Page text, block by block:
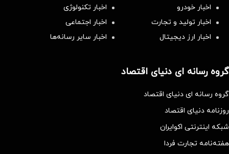
اخبار خودرو
اخبار تکنولوژی
اخبار تولید و تجارت
اخبار اجتماعی
اخبار ارز دیجیتال
اخبار سایر رسانه‌‌ها
گروه رسانه ای دنیای اقتصاد
گروه رسانه ای دنیای اقتصاد
روزنامه دنیای اقتصاد
شبکه اینترنتی اکوایران
هفته‌نامه تجارت فردا